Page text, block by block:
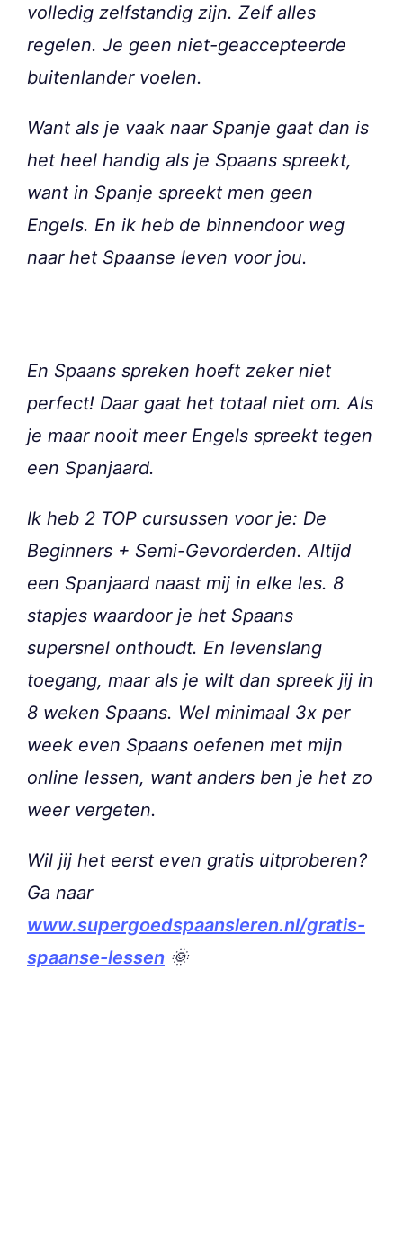
volledig zelfstandig zijn. Zelf alles
regelen. Je geen niet-geaccepteerde
buitenlander voelen.
Want als je vaak naar Spanje gaat dan is
het heel handig als je Spaans spreekt,
want in Spanje spreekt men geen
Engels. En ik heb de binnendoor weg
naar het Spaanse leven voor jou.
En Spaans spreken hoeft zeker niet
perfect! Daar gaat het totaal niet om. Als
je maar nooit meer Engels spreekt tegen
een Spanjaard.
Ik heb 2 TOP cursussen voor je: De
Beginners + Semi-Gevorderden. Altijd
een Spanjaard naast mij in elke les. 8
stapjes waardoor je het Spaans
supersnel onthoudt. En levenslang
toegang, maar als je wilt dan spreek jij in
8 weken Spaans. Wel minimaal 3x per
week even Spaans oefenen met mijn
online lessen, want anders ben je het zo
weer vergeten.
Wil jij het eerst even gratis uitproberen?
Ga naar
www.supergoedspaansleren.nl/gratis-
spaanse-lessen 🌞